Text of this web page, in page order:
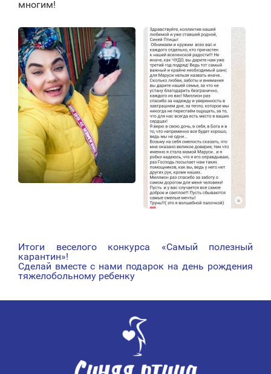
многим!
НАВИГАЦИЯ
ПО
ЗАПИСЯМ
Итоги веселого конкурса «Самый полезный
карантин»!
Сделай вместе с нами подарок на день рождения
тяжелобольному ребенку